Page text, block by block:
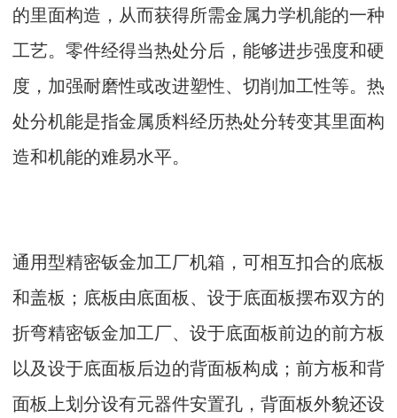
的里面构造，从而获得所需金属力学机能的一种
工艺。零件经得当热处分后，能够进步强度和硬
度，加强耐磨性或改进塑性、切削加工性等。热
处分机能是指金属质料经历热处分转变其里面构
造和机能的难易水平。
通用型精密钣金加工厂机箱，可相互扣合的底板
和盖板；底板由底面板、设于底面板摆布双方的
折弯精密钣金加工厂、设于底面板前边的前方板
以及设于底面板后边的背面板构成；前方板和背
面板上划分设有元器件安置孔，背面板外貌还设